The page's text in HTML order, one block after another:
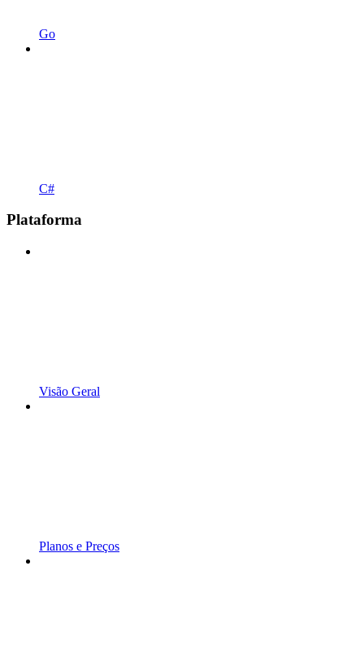
Go
C#
Plataforma
Visão Geral
Planos e Preços